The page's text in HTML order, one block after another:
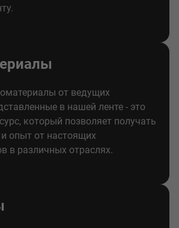
от ведущих
в нашей ленте - это
который позволяет получать
опыт от настоящих
в различных отраслях.